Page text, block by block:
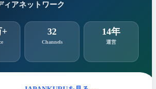
ィアネットワーク
+ 32
Channels
14年
運営